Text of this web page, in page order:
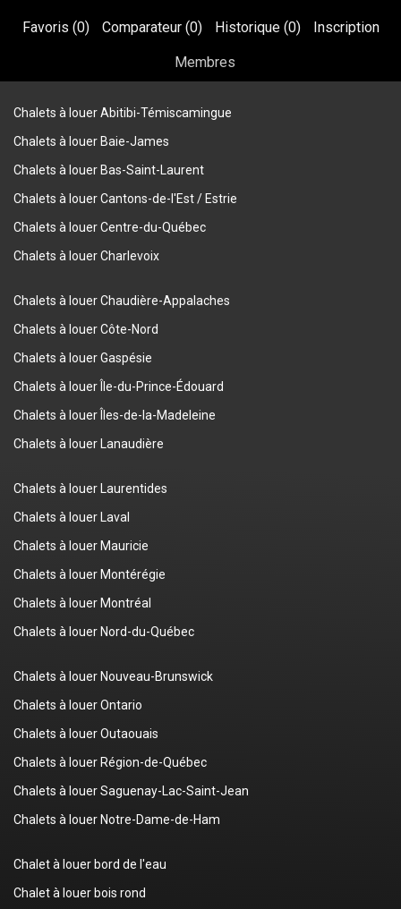
Favoris (0) Comparateur (0) Historique (0) Inscription
Membres
Chalets à louer Abitibi-Témiscamingue
Chalets à louer Baie-James
Chalets à louer Bas-Saint-Laurent
Chalets à louer Cantons-de-l'Est / Estrie
Chalets à louer Centre-du-Québec
Chalets à louer Charlevoix
Chalets à louer Chaudière-Appalaches
Chalets à louer Côte-Nord
Chalets à louer Gaspésie
Chalets à louer Île-du-Prince-Édouard
Chalets à louer Îles-de-la-Madeleine
Chalets à louer Lanaudière
Chalets à louer Laurentides
Chalets à louer Laval
Chalets à louer Mauricie
Chalets à louer Montérégie
Chalets à louer Montréal
Chalets à louer Nord-du-Québec
Chalets à louer Nouveau-Brunswick
Chalets à louer Ontario
Chalets à louer Outaouais
Chalets à louer Région-de-Québec
Chalets à louer Saguenay-Lac-Saint-Jean
Chalets à louer Notre-Dame-de-Ham
Chalet à louer bord de l'eau
Chalet à louer bois rond